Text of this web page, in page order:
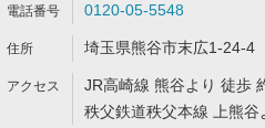
0120-05-5548
埼玉県熊谷市末広1-24-4
JR高崎線 熊谷より 徒歩
秩父鉄道秩父本線 上熊